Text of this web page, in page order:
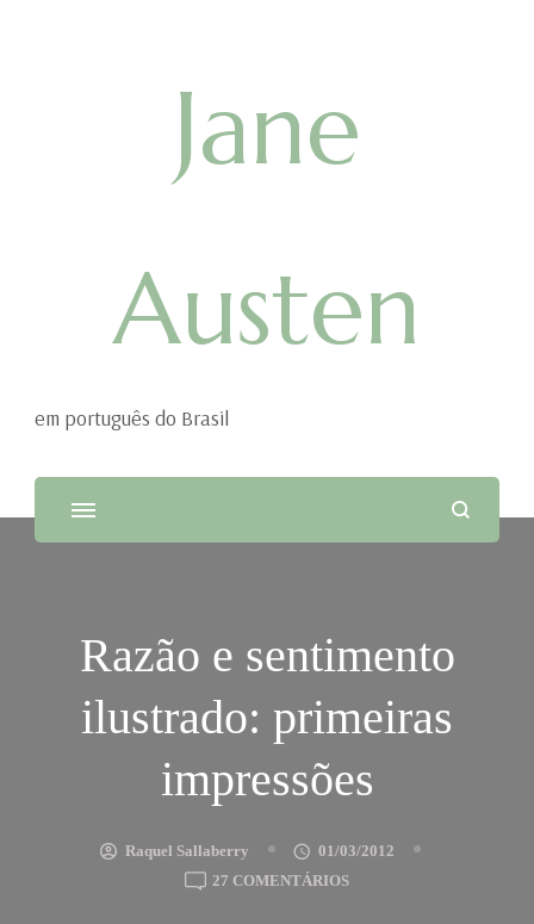
Jane
Austen
em português do Brasil
Razão e sentimento
ilustrado: primeiras
impressões
Raquel Sallaberry
01/03/2012
27 COMENTÁRIOSEM